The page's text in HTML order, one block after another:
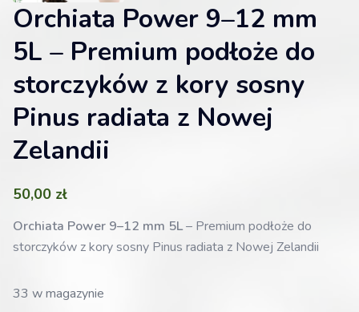
Orchiata Power 9–12 mm
5L – Premium podłoże do
storczyków z kory sosny
Pinus radiata z Nowej
Zelandii
50,00 zł
Orchiata Power 9–12 mm 5L– Premium podłoże do
storczyków z kory sosny Pinus radiata z Nowej Zelandii
33 w magazynie